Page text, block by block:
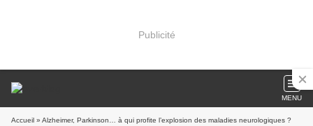
Publicité
MENU
Accueil » Alzheimer, Parkinson… à qui profite l’explosion des maladies neurologiques ?